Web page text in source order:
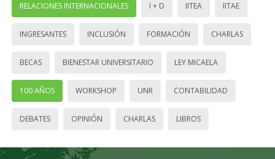
RELACIONES INTERNACIONALES I + D IITEA IITAE
INGRESANTES INCLUSIÓN FORMACIÓN CHARLAS
BECAS BIENESTAR UNIVERSITARIO LEY MICAELA
100 AÑOS WORKSHOP UNR CONTABILIDAD
DEBATES OPINIÓN CHARLAS LIBROS